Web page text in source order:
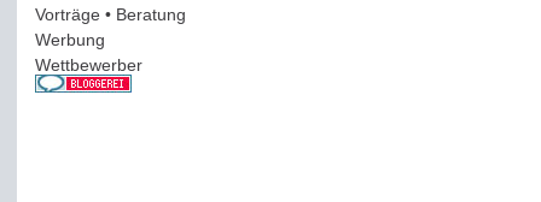
Vorträge • Beratung
Werbung
Wettbewerber(61)